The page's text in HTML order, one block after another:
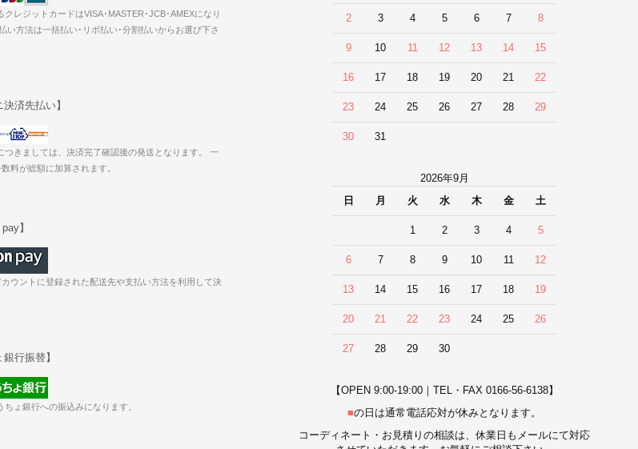
クレジットカードはVISA･MASTER･JCB･AMEXになり
い方法は一括払い･リボ払い･分割払いからお選び下さ
決済先払い】
つきましては、決済完了確認後の発送となります。 一
料が総額に加算されます。
】
ウントに登録された配送先や支払い方法を利用して決
銀行振替】
ちょ銀行への振込みになります。
2 3 4 5 6 7 8
9 10 11 12 13 14 15
16 17 18 19 20 21 22
23 24 25 26 27 28 29
30 31
2026年9月
日
月 火 水 木 金 土
1 2 3 4 5
6 7 8 9 10 11 12
13 14 15 16 17 18 19
20 21 22 23 24 25 26
27 28 29 30
【OPEN 9:00-19:00｜TEL・FAX 0166-56-6138】
■の日は通常電話応対が休みとなります。
コーディネート・お見積りの相談は、休業日もメールにて対応